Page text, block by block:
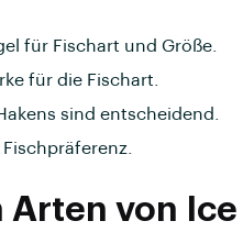
für Fischart und Größe.
für die Fischart.
sind entscheidend.
von